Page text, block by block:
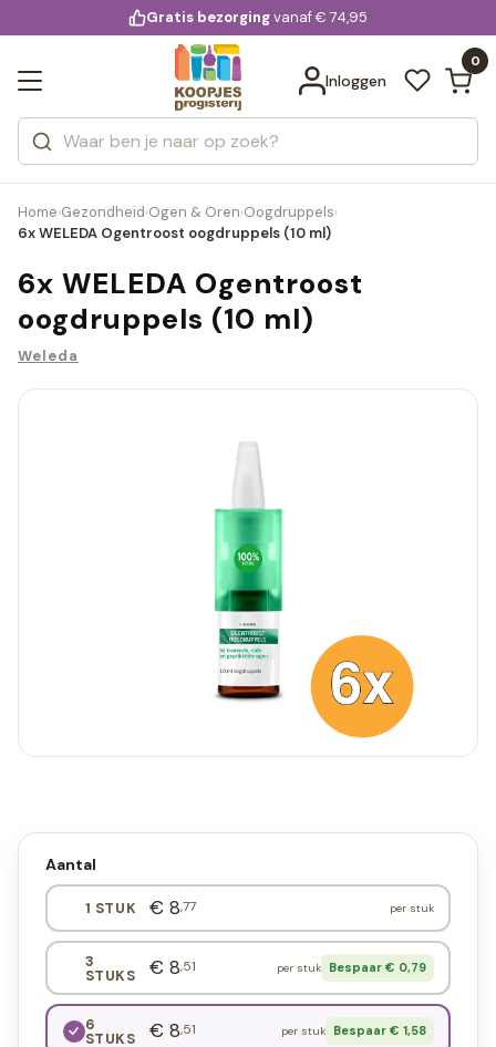
voor 20:00 uur besteld
Gratis bezorgingvanaf € 74,95
Inloggen
0
Zoeken
Categorieën
Merken
Bekijk alle resultaten
Home›Gezondheid›Ogen & Oren›Oogdruppels›
6x WELEDA Ogentroost oogdruppels (10 ml)
6x WELEDA Ogentroost
oogdruppels (10 ml)
Weleda
Aantal
1 STUK € 8,77 per stuk
3
STUKS € 8,51 per stuk Bespaar € 0,79
6
STUKS € 8,51 per stuk Bespaar € 1,58